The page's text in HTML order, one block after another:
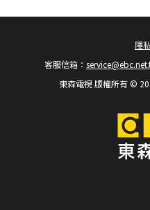
隱
客服信箱：
東森電視 版權所有 ©